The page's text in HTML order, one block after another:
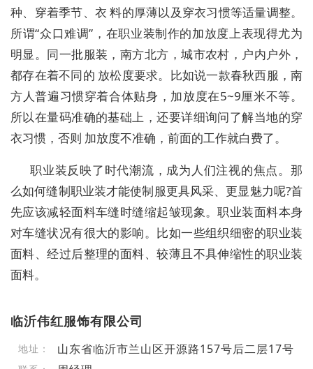
种、穿着季节、衣 料的厚薄以及穿衣习惯等适量调整。
所谓“众口难调”，在职业装制作的加放度上表现得尤为
明显。同一批服装，南方北方，城市农村，户内户外，
都存在着不同的 放松度要求。比如说一款春秋西服，南
方人普遍习惯穿着合体贴身，加放度在5~9厘米不等。
所以在量码准确的基础上，还要详细询问了解当地的穿
衣习惯，否则 加放度不准确，前面的工作就白费了。
职业装反映了时代潮流，成为人们注视的焦点。那
么如何缝制职业装才能使制服更具风采、更显魅力呢?首
先应该减轻面料车缝时缝缩起皱现象。职业装面料本身
对车缝状况有很大的影响。比如一些组织细密的职业装
面料、经过后整理的面料、较薄且不具伸缩性的职业装
面料。
临沂伟红服饰有限公司
地址： 山东省临沂市兰山区开源路157号后二层17号